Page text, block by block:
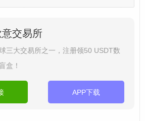
意交易所
三大交易所之一，注册领50 USDT数
盒！
APP下载